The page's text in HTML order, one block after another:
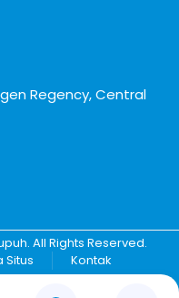
Regency, Central
All Rights Reserved.
Situs Kontak